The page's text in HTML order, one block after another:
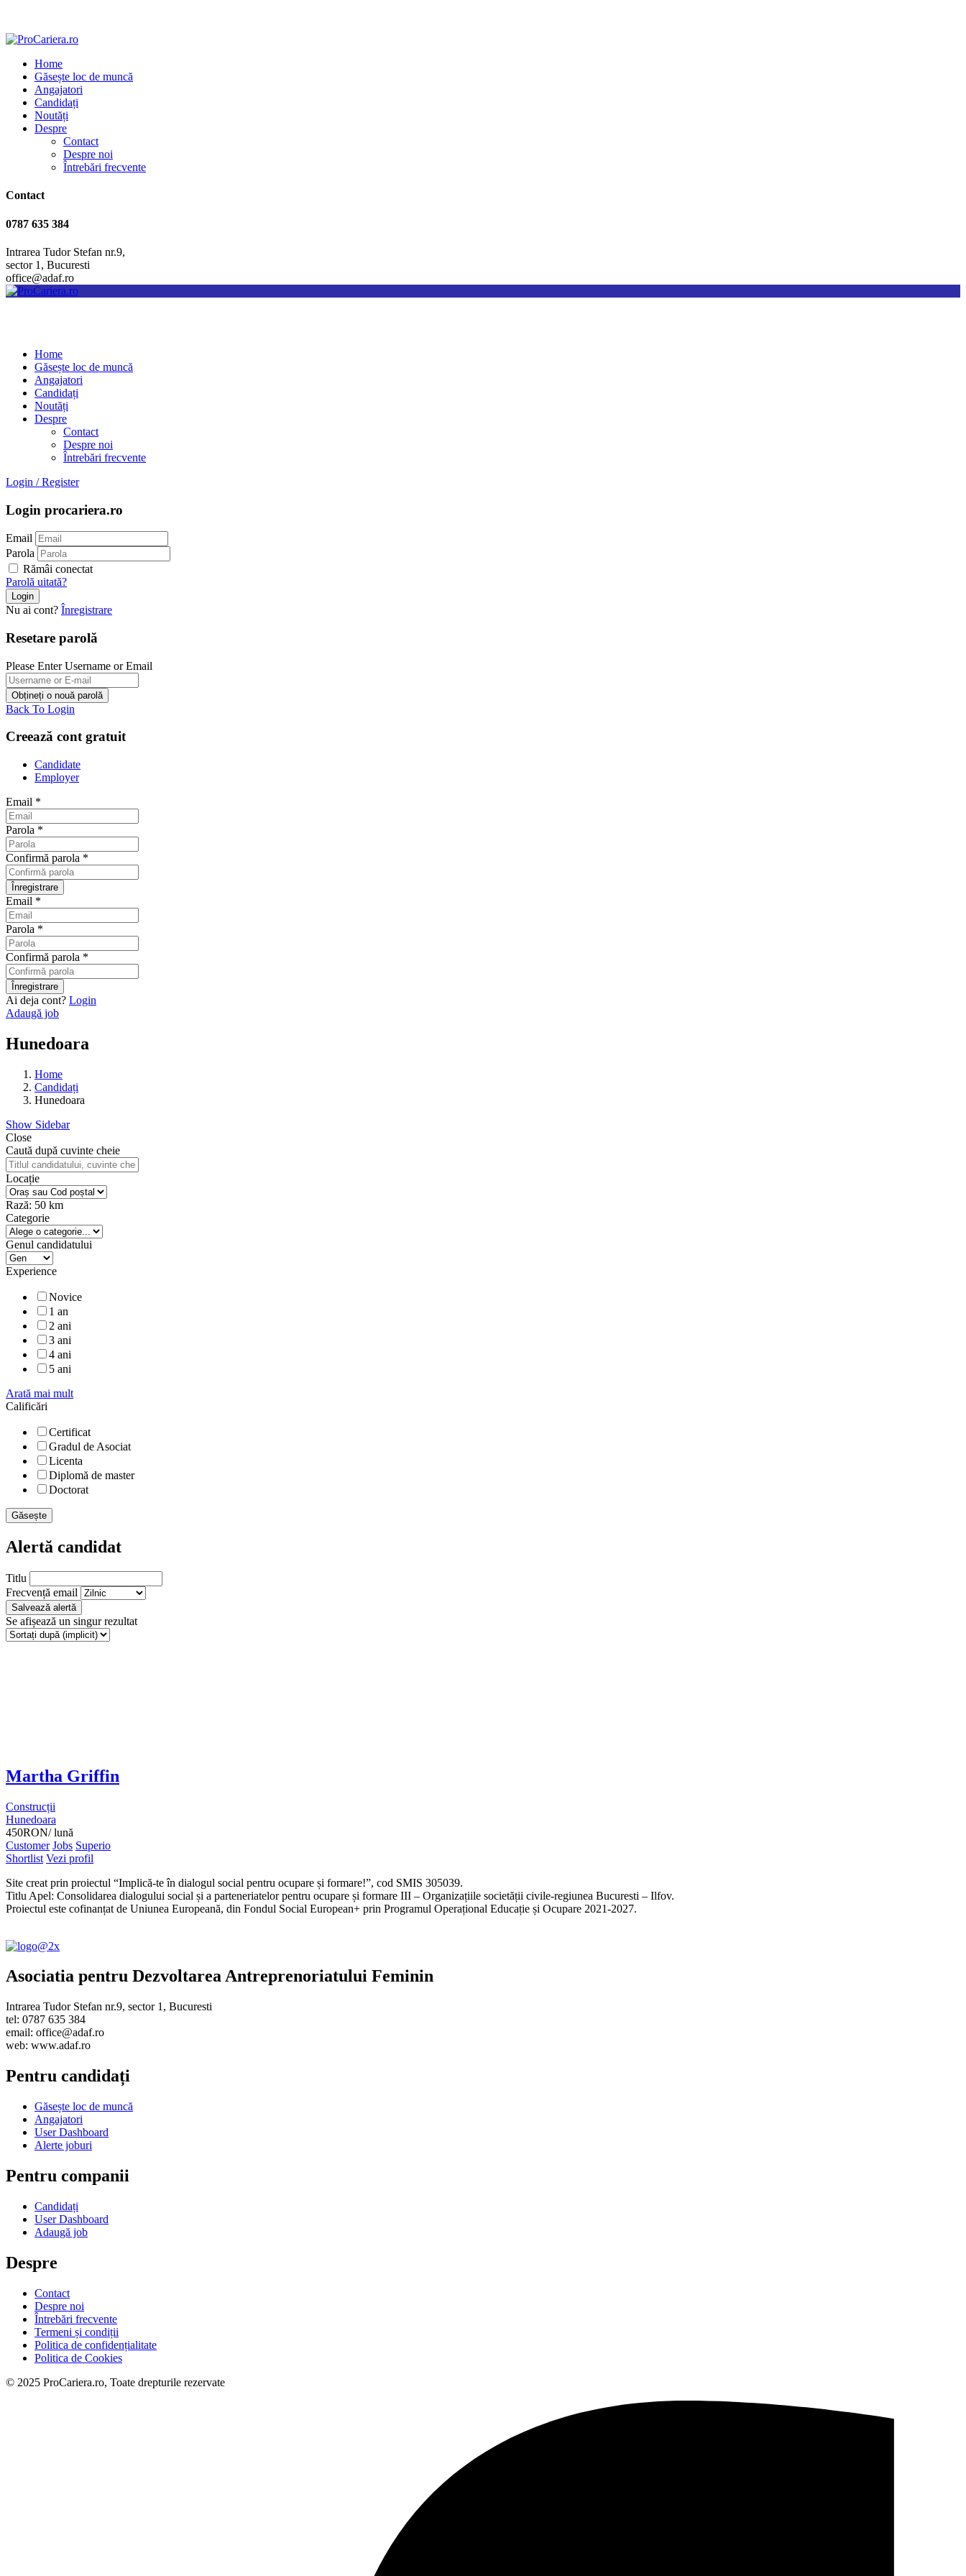
Home
Găsește loc de muncă
Angajatori
Candidați
Noutăți
Despre
Contact
Despre noi
Întrebări frecvente
Contact
0787 635 384
Intrarea Tudor Stefan nr.9,
sector 1, Bucuresti
office@adaf.ro
Home
Găsește loc de muncă
Angajatori
Candidați
Noutăți
Despre
Contact
Despre noi
Întrebări frecvente
Login / Register
Login procariera.ro
Email
Parola
Rămâi conectat
Parolă uitată?
Nu ai cont? Înregistrare
Resetare parolă
Please Enter Username or Email
Back To Login
Creează cont gratuit
Candidate
Employer
Email *
Parola *
Confirmă parola *
Email *
Parola *
Confirmă parola *
Ai deja cont? Login
Adaugă job
Hunedoara
Home
Candidați
Hunedoara
Show Sidebar
Close
Caută după cuvinte cheie
Locație
Rază: 50 km
Categorie
Genul candidatului
Experience
Novice
1 an
2 ani
3 ani
4 ani
5 ani
Arată mai mult
Calificări
Certificat
Gradul de Asociat
Licenta
Diplomă de master
Doctorat
Găsește
Alertă candidat
Titlu
Frecvență email
Salvează alertă
Se afișează un singur rezultat
Martha Griffin
Construcții
Hunedoara
450RON/ lună
Customer Jobs Superio
Shortlist Vezi profil
Site creat prin proiectul “Implică-te în dialogul social pentru ocupare și formare!”, cod SMIS 305039.
Titlu Apel: Consolidarea dialogului social și a parteneriatelor pentru ocupare și formare III – Organizațiile societății civile-regiunea Bucuresti – Ilfov.
Proiectul este cofinanțat de Uniunea Europeană, din Fondul Social European+ prin Programul Operațional Educație și Ocupare 2021-2027.
Asociatia pentru Dezvoltarea Antreprenoriatului Feminin
Intrarea Tudor Stefan nr.9, sector 1, Bucuresti
tel: 0787 635 384
email: office@adaf.ro
web: www.adaf.ro
Pentru candidați
Găsește loc de muncă
Angajatori
User Dashboard
Alerte joburi
Pentru companii
Candidați
User Dashboard
Adaugă job
Despre
Contact
Despre noi
Întrebări frecvente
Termeni și condiții
Politica de confidențialitate
Politica de Cookies
© 2025 ProCariera.ro, Toate drepturile rezervate